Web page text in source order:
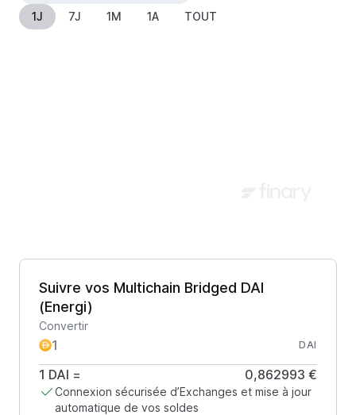
1J 7J 1M 1A TOUT
Suivre vos Multichain Bridged DAI
(Energi)
Convertir
DAI
1 DAI = 0,862993 €
Connexion sécurisée d’Exchanges et mise à jour
automatique de vos soldes